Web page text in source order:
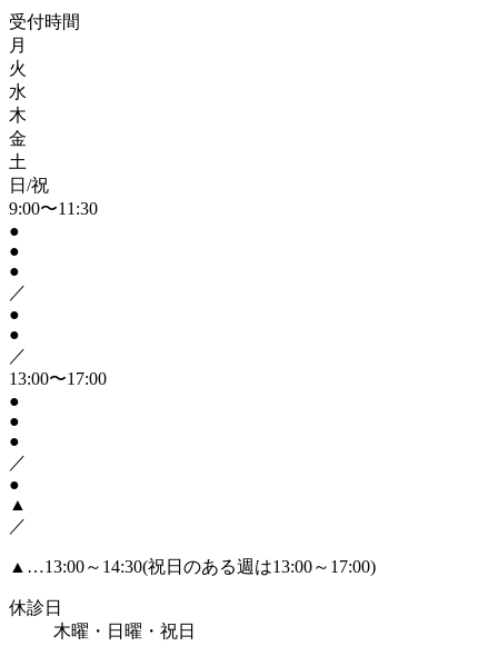
受付時間
月
火
水
木
金
土
日/祝
9:00〜11:30
●
●
●
／
●
●
／
13:00〜17:00
●
●
●
／
●
▲
／
▲ …13:00～14:30(祝日のある週は13:00～17:00)
休診日
木曜・日曜・祝日